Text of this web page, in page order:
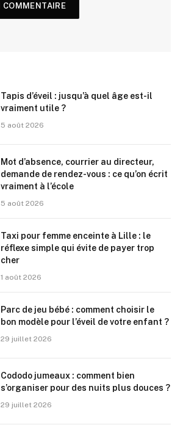
Tapis d’éveil : jusqu’à quel âge est-il
vraiment utile ?
5 août 2026
Mot d’absence, courrier au directeur,
demande de rendez-vous : ce qu’on écrit
vraiment à l’école
5 août 2026
Taxi pour femme enceinte à Lille : le
réflexe simple qui évite de payer trop
cher
1 août 2026
Parc de jeu bébé : comment choisir le
bon modèle pour l’éveil de votre enfant ?
29 juillet 2026
Cododo jumeaux : comment bien
s’organiser pour des nuits plus douces ?
29 juillet 2026